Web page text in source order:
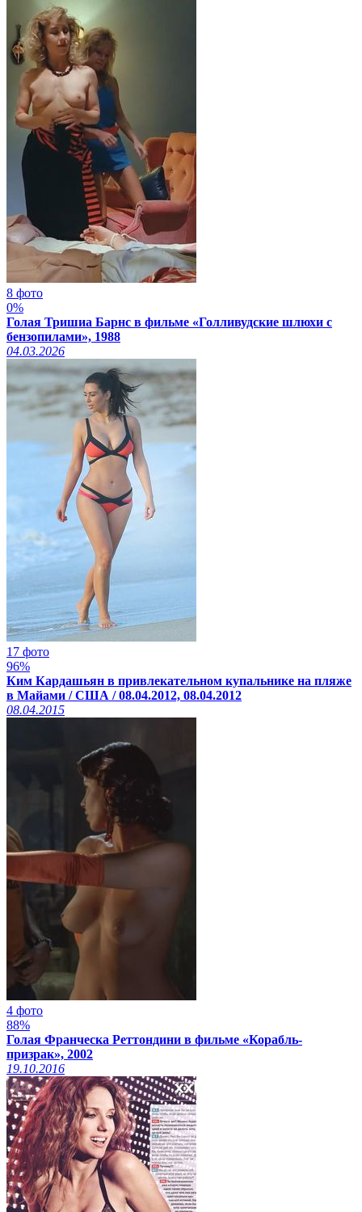
8 фото
0%
Голая Тришиа Барнс в фильме «Голливудские шлюхи с
бензопилами», 1988
04.03.2026
17 фото
96%
Ким Кардашьян в привлекательном купальнике на пляже
в Майами / США / 08.04.2012, 08.04.2012
08.04.2015
4 фото
88%
Голая Франческа Реттондини в фильме «Корабль-
призрак», 2002
19.10.2016